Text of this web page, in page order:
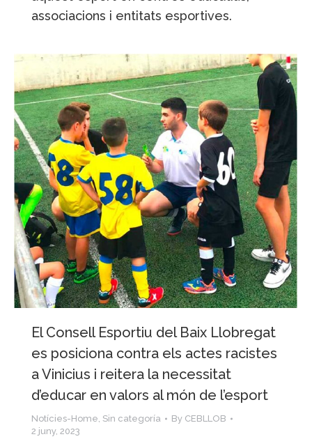
associacions i entitats esportives.
El Consell Esportiu del Baix Llobregat
es posiciona contra els actes racistes
a Vinicius i reitera la necessitat
d’educar en valors al món de l’esport
Notícies-Home, Sin categoría By CEBLLOB
2 juny, 2023